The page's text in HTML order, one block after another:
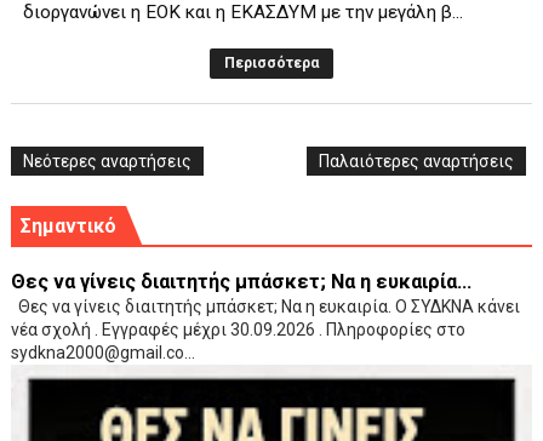
διοργανώνει η ΕΟΚ και η ΕΚΑΣΔΥΜ με την μεγάλη β...
Περισσότερα
Νεότερες αναρτήσεις Παλαιότερες αναρτήσεις
Σημαντικό
Θες να γίνεις διαιτητής μπάσκετ; Να η ευκαιρία...
Θες να γίνεις διαιτητής μπάσκετ; Να η ευκαιρία. Ο ΣΥΔΚΝΑ κάνει
νέα σχολή . Εγγραφές μέχρι 30.09.2026 . Πληροφορίες στο
sydkna2000@gmail.co...